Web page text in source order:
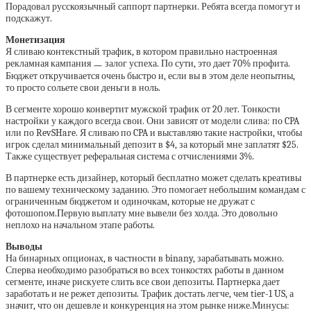
Порадовал русскоязычный саппорт партнерки. Ребята всегда помогут и
подскажут.
Монетизация
Я сливаю контекстный трафик, в котором правильно настроенная
рекламная кампания ㅡ залог успеха. По сути, это дает 70% профита.
Бюджет откручивается очень быстро и, если вы в этом деле неопытны,
то просто сольете свои деньги в ноль.
В сегменте хорошо конвертит мужской трафик от 20 лет. Тонкости
настройки у каждого всегда свои. Они зависят от модели слива: по CPA
или по RevSHare. Я сливаю по CPA и выставляю такие настройки, чтобы
игрок сделал минимальный депозит в $4, за который мне заплатят $25.
Также существует реферальная система с отчислениями 3%.
В партнерке есть дизайнер, который бесплатно может сделать креативы
по вашему техническому заданию. Это помогает небольшим командам с
ограниченным бюджетом и одиночкам, которые не дружат с
фотошопом.Первую выплату мне вывели без холда. Это довольно
неплохо на начальном этапе работы.
Выводы
На бинарных опционах, в частности в binany, зарабатывать можно.
Сперва необходимо разобраться во всех тонкостях работы в данном
сегменте, иначе рискуете слить все свои депозиты. Партнерка дает
заработать и не режет депозиты. Трафик достать легче, чем tier-1 US, а
значит, что он дешевле и конкуренция на этом рынке ниже.Минусы: